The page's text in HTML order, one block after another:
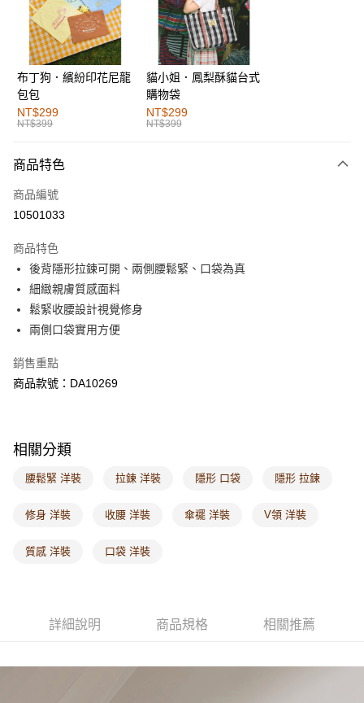
LINE Pay
街口支付
運送方式
全家取貨付款
每筆NT$60，滿NT$1,000(含以上)免運費
付款後全家取貨
萊爾富取貨付款
付款後萊爾富取貨
每筆NT$60，滿NT$1,000(含以上)免運費
7-11取貨付款
每筆NT$60，滿NT$1,000(含以上)免運費
付款後7-11取貨
每筆NT$60，滿NT$1,000(含以上)免運費
每筆NT$120，滿NT$1,000(含以上)免運費
付款後門市自取
海外配送-港/澳/新/馬/泰國專屬 查看運費
海外配送-其他亞洲地區
布丁狗．繽紛印花尼龍
包包
NT$299
NT$399
貓小姐．鳳梨酥貓台式
購物袋
NT$299
NT$399
商品特色
商品編號
10501033
商品特色
後背隱形拉鍊可開、兩側腰鬆緊、口袋為真
細緻親膚質感面料
鬆緊收腰設計視覺修身
兩側口袋實用方便
銷售重點
商品款號：DA10269
相關分類
腰鬆緊 洋裝 拉鍊 洋裝 隱形 口袋 隱形 拉鍊
修身 洋裝 收腰 洋裝 傘襬 洋裝 V領 洋裝
質感 洋裝 口袋 洋裝
詳細說明 商品規格 相關推薦